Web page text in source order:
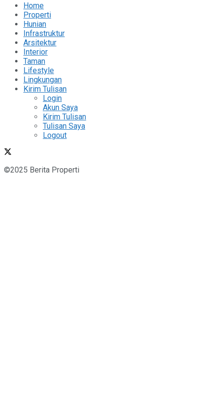
Home
Properti
Hunian
Infrastruktur
Arsitektur
Interior
Taman
Lifestyle
Lingkungan
Kirim Tulisan
Login
Akun Saya
Kirim Tulisan
Tulisan Saya
Logout
©2025 Berita Properti